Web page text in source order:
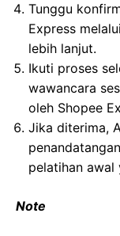
Tunggu
Express
lebih lanjut.
Ikuti proses
wawancara
oleh Shopee
Jika diterima,
pelatihan awal
Note